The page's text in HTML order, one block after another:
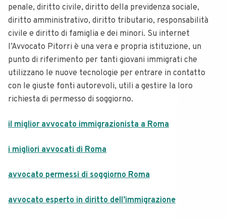
penale, diritto civile, diritto della previdenza sociale,
diritto amministrativo, diritto tributario, responsabilità
civile e diritto di famiglia e dei minori. Su internet
l’Avvocato Pitorri è una vera e propria istituzione, un
punto di riferimento per tanti giovani immigrati che
utilizzano le nuove tecnologie per entrare in contatto
con le giuste fonti autorevoli, utili a gestire la loro
richiesta di permesso di soggiorno.
il miglior avvocato immigrazionista a Roma
i migliori avvocati di Roma
avvocato permessi di soggiorno Roma
avvocato esperto in diritto dell’immigrazione